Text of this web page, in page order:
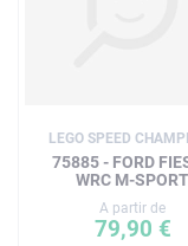
LEGO SPEED
75885 - FORD
WRC M-SPORT
A partir de
79,90 €